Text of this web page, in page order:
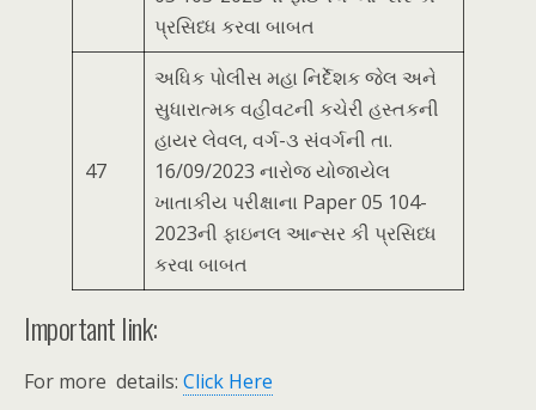
પ્રસિધ્ધ કરવા બાબત
47
અધિક પોલીસ મહા નિર્દેશક જેલ અને
સુધારાત્મક વહીવટની કચેરી હસ્તકની
હાયર લેવલ, વર્ગ-૩ સંવર્ગની તા.
16/09/2023 નારોજ યોજાયેલ
ખાતાકીય પરીક્ષાના Paper 05 104-
2023ની ફાઇનલ આન્સર કી પ્રસિધ્ધ
કરવા બાબત
Important link:
For more details: Click Here